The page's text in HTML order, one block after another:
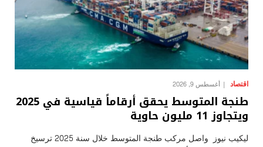
اقتصاد أغسطس 9, 2026
طنجة المتوسط يحقق أرقاماً قياسية في 2025
ويتجاوز 11 مليون حاوية
ليكيب نيوز واصل مركب طنجة المتوسط خلال سنة 2025 ترسيخ